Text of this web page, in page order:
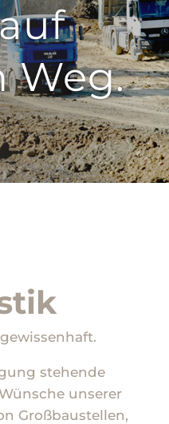
Weg.
stehende
unserer
Großbaustellen,